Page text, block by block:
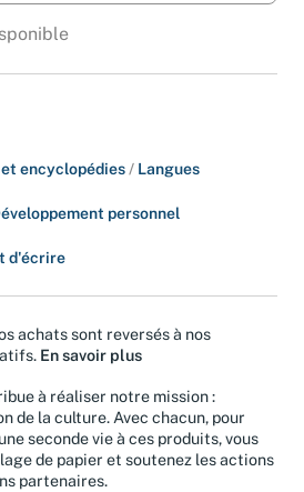
encyclopédies/ Langues
personnel
d'écrire
achats sont reversés à nos
En savoir plus
à réaliser notre mission :
de la culture. Avec chacun, pour
seconde vie à ces produits, vous
de papier et soutenez les actions
partenaires.